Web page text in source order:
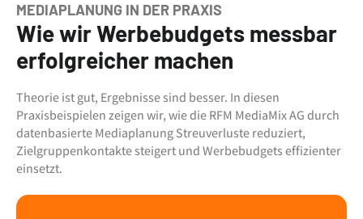
MEDIAPLANUNG IN DER PRAXIS
Wie wir Werbebudgets messbar
erfolgreicher machen
Theorie ist gut, Ergebnisse sind besser. In diesen
Praxisbeispielen zeigen wir, wie die RFM MediaMix AG durch
datenbasierte Mediaplanung Streuverluste reduziert,
Zielgruppenkontakte steigert und Werbebudgets effizienter
einsetzt.